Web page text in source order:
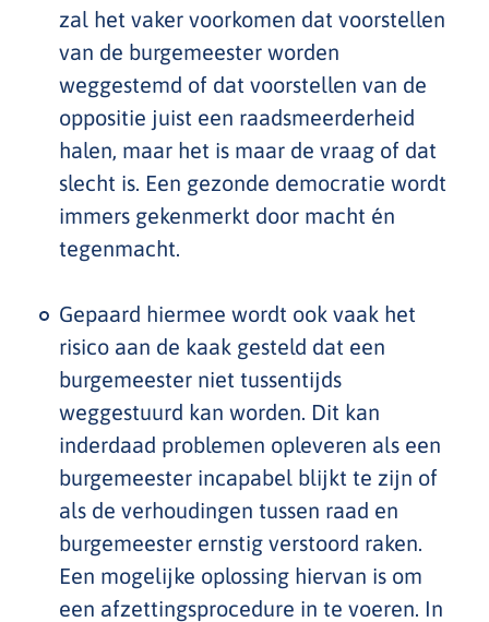
zal het vaker voorkomen dat voorstellen
van de burgemeester worden
weggestemd of dat voorstellen van de
oppositie juist een raadsmeerderheid
halen, maar het is maar de vraag of dat
slecht is. Een gezonde democratie wordt
immers gekenmerkt door macht én
tegenmacht.
Gepaard hiermee wordt ook vaak het
risico aan de kaak gesteld dat een
burgemeester niet tussentijds
weggestuurd kan worden. Dit kan
inderdaad problemen opleveren als een
burgemeester incapabel blijkt te zijn of
als de verhoudingen tussen raad en
burgemeester ernstig verstoord raken.
Een mogelijke oplossing hiervan is om
een afzettingsprocedure in te voeren. In